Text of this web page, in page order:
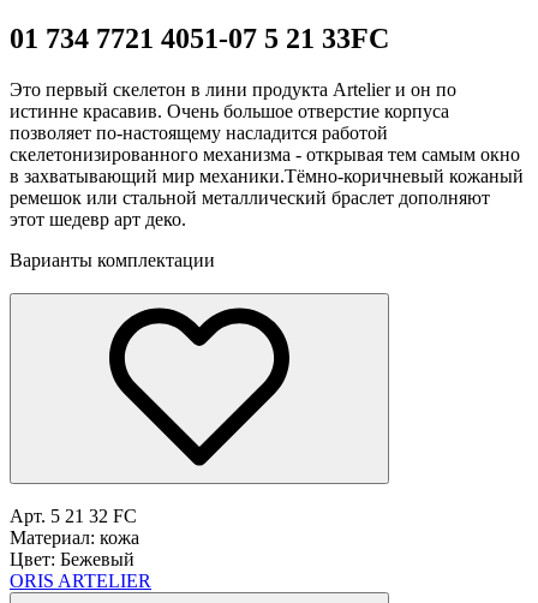
01 734 7721 4051-07 5 21 33FC
Это первый скелетон в лини продукта Artelier и он по
истинне красавив. Очень большое отверстие корпуса
позволяет по-настоящему насладится работой
скелетонизированного механизма - открывая тем самым окно
в захватывающий мир механики.Тёмно-коричневый кожаный
ремешок или стальной металлический браслет дополняют
этот шедевр арт деко.
Варианты комплектации
Арт. 5 21 32 FC
Материал: кожа
Цвет: Бежевый
ORIS ARTELIER